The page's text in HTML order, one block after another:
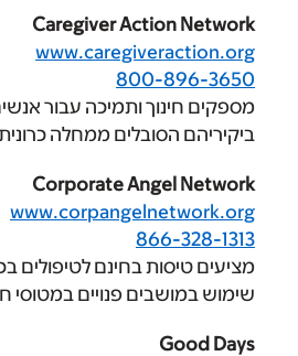
Caregiver
ותמיכה עבור אנשים המטפלים
ממחלה כרונית או מוגבלות.
Corporate
בחינם לטיפולים בכל רחבי הארץ תוך
פנויים במטוסי חברה.